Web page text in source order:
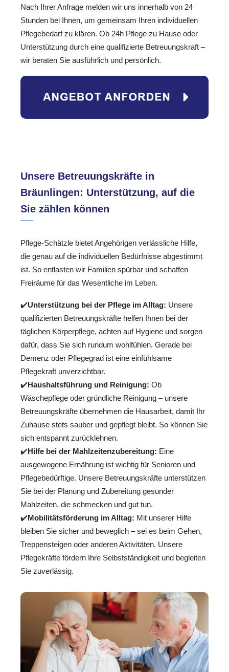
Nach Ihrer Anfrage melden wir uns innerhalb von 24
Stunden bei Ihnen, um gemeinsam Ihren individuellen
Pflegebedarf zu klären. Ob 24h Pflege zu Hause oder
Unterstützung durch eine qualifizierte Betreuungskraft –
wir beraten Sie ausführlich und persönlich.
Unsere Betreuungskräfte in
Bräunlingen: Unterstützung, auf die
Sie zählen können
Pflege-Schätzle bietet Angehörigen verlässliche Hilfe,
die genau auf die individuellen Bedürfnisse abgestimmt
ist. So entlasten wir Familien spürbar und schaffen
Freiräume für das Wesentliche im Leben.
✔️Unterstützung bei der Pflege im Alltag: Unsere
qualifizierten Betreuungskräfte helfen Ihnen bei der
täglichen Körperpflege, achten auf Hygiene und sorgen
dafür, dass Sie sich rundum wohlfühlen. Gerade bei
Demenz oder Pflegegrad ist eine einfühlsame
Pflegekraft unverzichtbar.
✔️Haushaltsführung und Reinigung: Ob
Wäschepflege oder gründliche Reinigung – unsere
Betreuungskräfte übernehmen die Hausarbeit, damit Ihr
Zuhause stets sauber und gepflegt bleibt. So können Sie
sich entspannt zurücklehnen.
✔️Hilfe bei der Mahlzeitenzubereitung: Eine
ausgewogene Ernährung ist wichtig für Senioren und
Pflegebedürftige. Unsere Betreuungskräfte unterstützen
Sie bei der Planung und Zubereitung gesunder
Mahlzeiten, die schmecken und gut tun.
✔️Mobilitätsförderung im Alltag: Mit unserer Hilfe
bleiben Sie sicher und beweglich – sei es beim Gehen,
Treppensteigen oder anderen Aktivitäten. Unsere
Pflegekräfte fördern Ihre Selbstständigkeit und begleiten
Sie zuverlässig.